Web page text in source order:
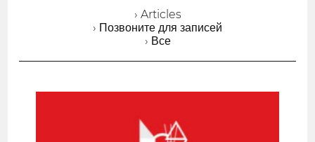
› Articles
› Позвоните для записей
› Все